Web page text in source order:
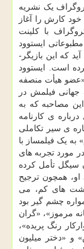
یک نشریه
کارش را آغاز
با کلینت
ایستوود
که این بازیگر-
است. ایستوود
هیأت منصفه
جهانی فیلمش در
مصاحبه که به
ی کارنامه
ی سیر تکاملی
به یک فیلمساز با
مورد تجربه های
سیگل تأمل کرده
همچون ترجیح
های کم، می
در ۶ دهه گذشته همواره چشم گیر بود
مرموز»، «گران
رنگ پریده»،
و «دختر میلیون